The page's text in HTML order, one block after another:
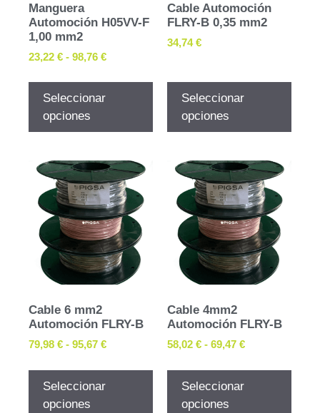
Manguera
Automoción H05VV-F
1,00 mm2
23,22 € - 98,76 €
Seleccionar
opciones
Cable Automoción
FLRY-B 0,35 mm2
34,74€
Seleccionar
opciones
Cable 6 mm2
Automoción FLRY-B
79,98 € - 95,67 €
Seleccionar
opciones
Cable 4mm2
Automoción FLRY-B
58,02 € - 69,47 €
Seleccionar
opciones